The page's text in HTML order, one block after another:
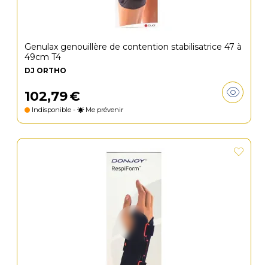
Genulax genouillère de contention stabilisatrice 47 à
49cm T4
DJ ORTHO
102,79€
Indisponible - Me prévenir